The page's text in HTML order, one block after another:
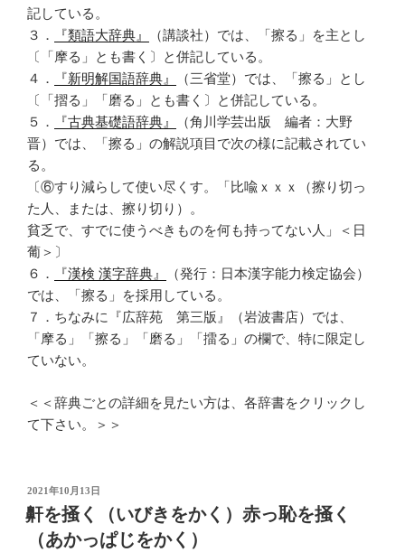
記している。
３．
『類語大辞典』
（講談社）では、「擦る」を主とし
〔「摩る」とも書く〕と併記している。
４．
『新明解国語辞典』
（三省堂）では、「擦る」とし
〔「摺る」「磨る」とも書く〕と併記している。
５．
『古典基礎語辞典』
（角川学芸出版 編者：大野
晋）では、「擦る」の解説項目で次の様に記載されてい
る。
〔⑥すり減らして使い尽くす。「比喩ｘｘｘ（擦り切っ
た人、または、擦り切り）。
貧乏で、すでに使うべきものを何も持ってない人」＜日
葡＞〕
６．
『漢検 漢字辞典』
（発行：日本漢字能力検定協会）
では、「擦る」を採用している。
７．ちなみに『広辞苑 第三版』（岩波書店）では、
「摩る」「擦る」「磨る」「擂る」の欄で、特に限定し
ていない。
＜＜辞典ごとの詳細を見たい方は、各辞書をクリックし
て下さい。＞＞
投
稿
日:
2021年10月13日
鼾を掻く（いびきをかく）赤っ恥を掻く
（あかっぱじをかく）